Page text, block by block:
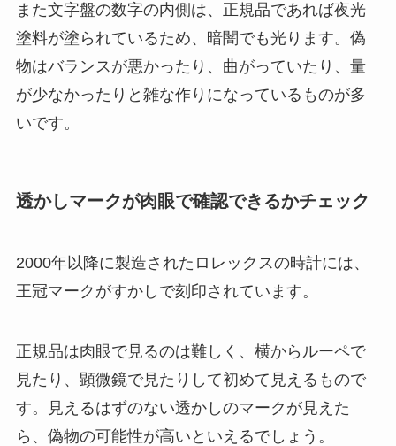
また文字盤の数字の内側は、正規品であれば夜光
塗料が塗られているため、暗闇でも光ります。偽
物はバランスが悪かったり、曲がっていたり、量
が少なかったりと雑な作りになっているものが多
いです。
透かしマークが肉眼で確認できるかチェック
2000年以降に製造されたロレックスの時計には、
王冠マークがすかしで刻印されています。
正規品は肉眼で見るのは難しく、横からルーペで
見たり、顕微鏡で見たりして初めて見えるもので
す。見えるはずのない透かしのマークが見えた
ら、偽物の可能性が高いといえるでしょう。